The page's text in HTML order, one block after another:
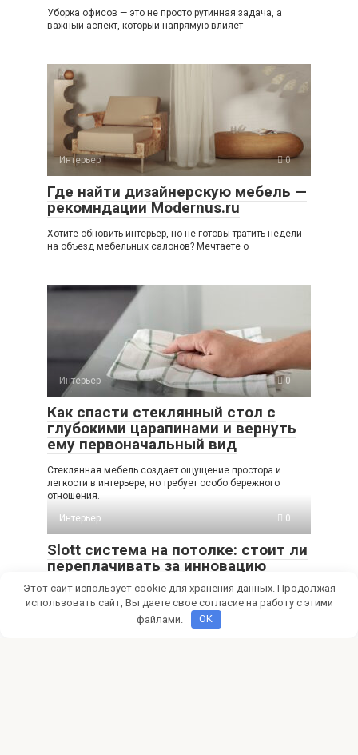
Уборка офисов — это не просто рутинная задача, а
важный аспект, который напрямую влияет
Интерьер 0
Где найти дизайнерскую мебель —
рекомндации Modernus.ru
Хотите обновить интерьер, но не готовы тратить недели
на объезд мебельных салонов? Мечтаете о
Интерьер 0
Как спасти стеклянный стол с
глубокими царапинами и вернуть
ему первоначальный вид
Стеклянная мебель создает ощущение простора и
легкости в интерьере, но требует особо бережного
отношения.
Интерьер
0
Slott система на потолке: стоит ли
переплачивать за инновацию
Современный ремонт редко обходится без натяжных
потолков, но классические люстры и точечные
Этот сайт использует cookie для хранения данных. Продолжая
использовать сайт, Вы даете свое согласие на работу с этими
файлами.
OK